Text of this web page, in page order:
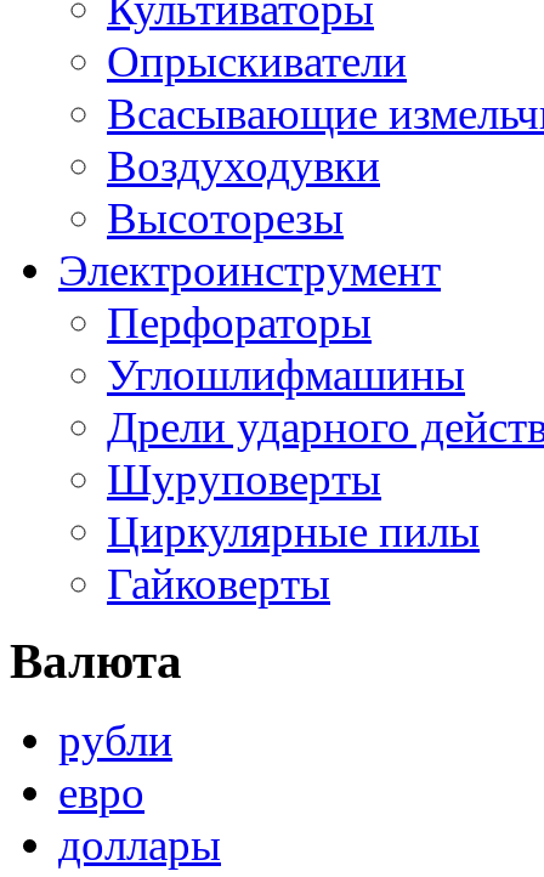
Опрыскиватели
Всасывающие
Воздуходувки
Высоторезы
Электроинструмент
Перфораторы
Углошлифмашины
Дрели ударного
Шуруповерты
Циркулярные пилы
Гайковерты
Валюта
рубли
евро
доллары